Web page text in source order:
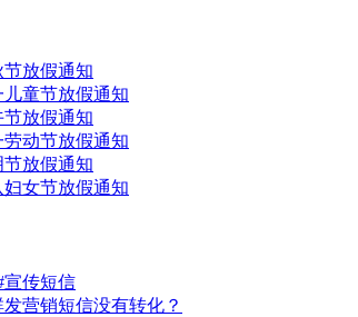
节放假通知
儿童节放假通知
节放假通知
劳动节放假通知
节放假通知
妇女节放假通知
宣传短信
营销短信没有转化？